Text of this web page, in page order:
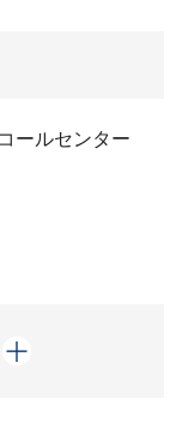
ールセンター